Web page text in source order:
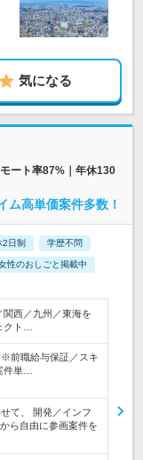
気になる
ート率87%｜年休130
ム高単価案件多数！
2日制 学歴不問
性のおしごと掲載中
関西／九州／東海を
クト…
※前職給与保証／スキ
件単…
て、 開発／インフ
ら自由に参画案件を